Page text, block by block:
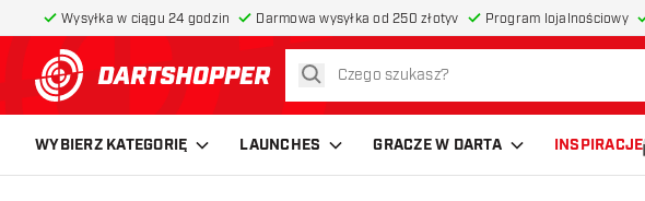
Wysyłka w ciągu 24 godzin Darmowa wysyłka od 250 złotyv Program lojalnościowy
powrót do strony głównej
szukaj
WYBIERZ KATEGORIĘ LAUNCHES GRACZE W DARTA INSPIRACJE